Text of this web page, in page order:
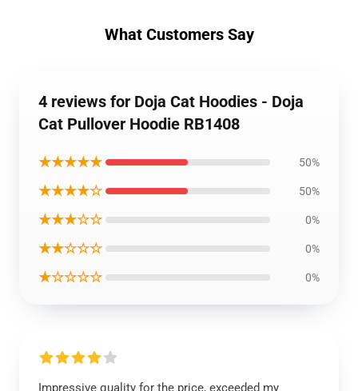
What Customers Say
4 reviews for Doja Cat Hoodies - Doja
Cat Pullover Hoodie RB1408
★★★★★ 50%
★★★★☆ 50%
★★★☆☆ 0%
★★☆☆☆ 0%
★☆☆☆☆ 0%
Impressive quality for the price, exceeded my